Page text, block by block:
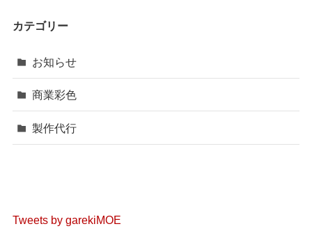
カテゴリー
お知らせ
商業彩色
製作代行
Tweets by garekiMOE